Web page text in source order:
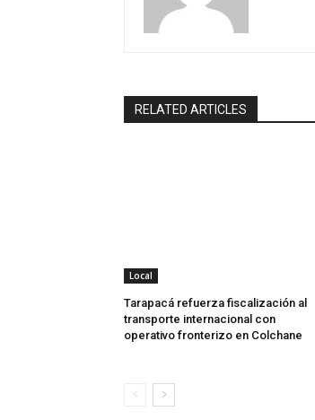
RELATED ARTICLES
Local
Tarapacá refuerza fiscalización al
transporte internacional con
operativo fronterizo en Colchane